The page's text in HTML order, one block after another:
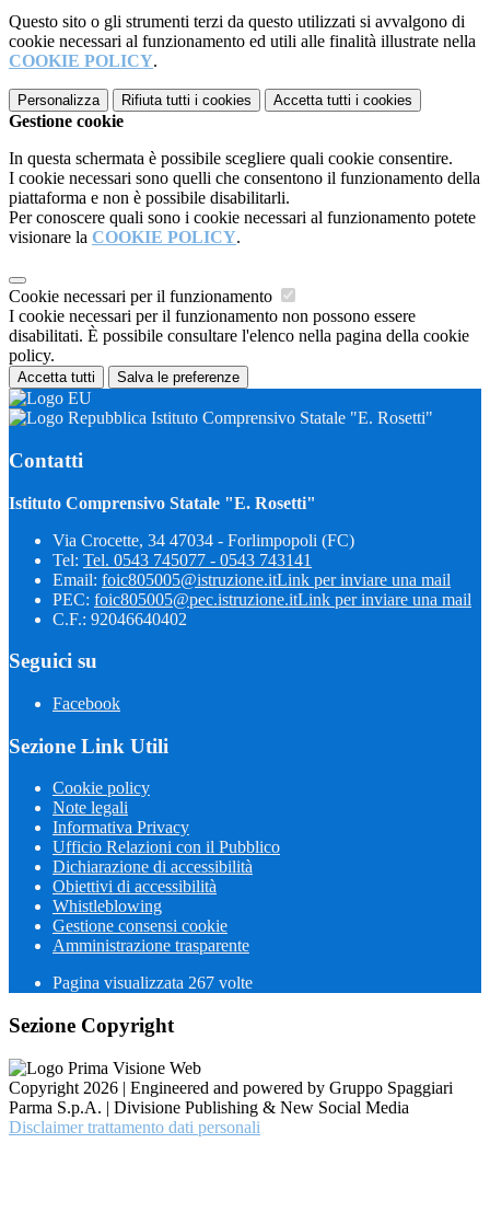
Questo sito o gli strumenti terzi da questo utilizzati si avvalgono di
cookie necessari al funzionamento ed utili alle finalità illustrate nella
COOKIE POLICY.
Personalizza Rifiuta tutti i cookies Accetta tutti i cookies
Gestione cookie
In questa schermata è possibile scegliere quali cookie consentire.
I cookie necessari sono quelli che consentono il funzionamento della
piattaforma e non è possibile disabilitarli.
Per conoscere quali sono i cookie necessari al funzionamento potete
visionare la COOKIE POLICY.
Cookie necessari per il funzionamento
I cookie necessari per il funzionamento non possono essere
disabilitati. È possibile consultare l'elenco nella pagina della cookie
policy.
Accetta tutti Salva le preferenze
Istituto Comprensivo Statale "E. Rosetti"
Contatti
Istituto Comprensivo Statale "E. Rosetti"
Via Crocette, 34 47034 - Forlimpopoli (FC)
Tel: Tel. 0543 745077 - 0543 743141
Email: foic805005@istruzione.itLink per inviare una mail
PEC: foic805005@pec.istruzione.itLink per inviare una mail
C.F.: 92046640402
Seguici su
Facebook
Sezione Link Utili
Cookie policy
Note legali
Informativa Privacy
Ufficio Relazioni con il Pubblico
Dichiarazione di accessibilità
Obiettivi di accessibilità
Whistleblowing
Gestione consensi cookie
Amministrazione trasparente
Pagina visualizzata 267 volte
Sezione Copyright
Copyright 2026 | Engineered and powered by Gruppo Spaggiari
Parma S.p.A. | Divisione Publishing & New Social Media
Disclaimer trattamento dati personali